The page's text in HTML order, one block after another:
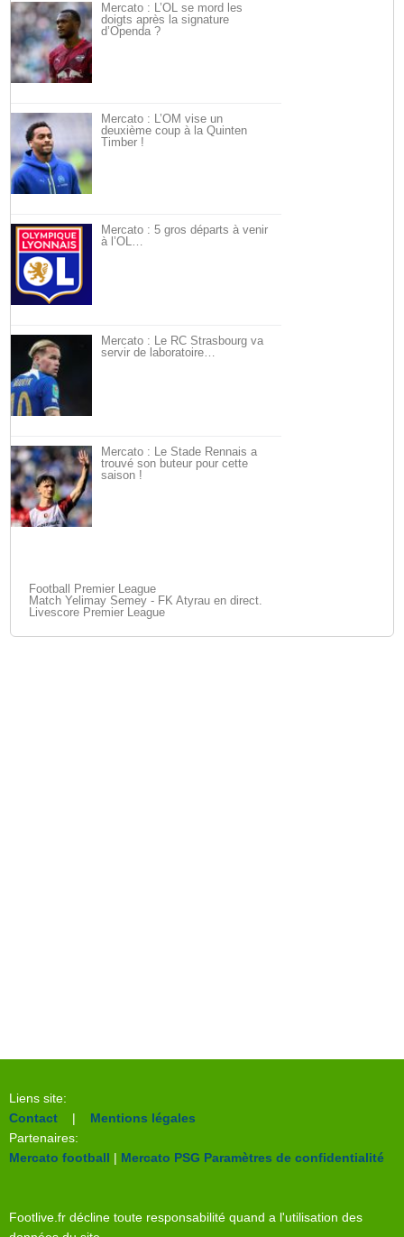
Mercato : L’OL se mord les
doigts après la signature
d’Openda ?
Mercato : L’OM vise un
deuxième coup à la Quinten
Timber !
Mercato : 5 gros départs à venir
à l’OL…
Mercato : Le RC Strasbourg va
servir de laboratoire…
Mercato : Le Stade Rennais a
trouvé son buteur pour cette
saison !
Football Premier League
Match Yelimay Semey - FK Atyrau en direct.
Livescore Premier League
Liens site:
Contact | Mentions légales
Partenaires:
Mercato football | Mercato PSG Paramètres de confidentialité
Footlive.fr décline toute responsabilité quand a l'utilisation des